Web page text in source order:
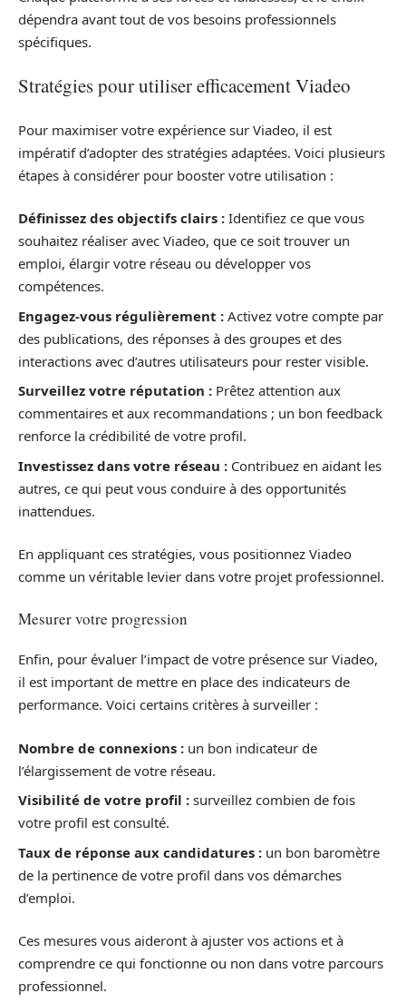
dépendra avant tout de vos besoins professionnels
spécifiques.
Stratégies pour utiliser efficacement Viadeo
Pour maximiser votre expérience sur Viadeo, il est
impératif d’adopter des stratégies adaptées. Voici plusieurs
étapes à considérer pour booster votre utilisation :
Définissez des objectifs clairs : Identifiez ce que vous
souhaitez réaliser avec Viadeo, que ce soit trouver un
emploi, élargir votre réseau ou développer vos
compétences.
Engagez-vous régulièrement : Activez votre compte par
des publications, des réponses à des groupes et des
interactions avec d’autres utilisateurs pour rester visible.
Surveillez votre réputation : Prêtez attention aux
commentaires et aux recommandations ; un bon feedback
renforce la crédibilité de votre profil.
Investissez dans votre réseau : Contribuez en aidant les
autres, ce qui peut vous conduire à des opportunités
inattendues.
En appliquant ces stratégies, vous positionnez Viadeo
comme un véritable levier dans votre projet professionnel.
Mesurer votre progression
Enfin, pour évaluer l’impact de votre présence sur Viadeo,
il est important de mettre en place des indicateurs de
performance. Voici certains critères à surveiller :
Nombre de connexions : un bon indicateur de
l’élargissement de votre réseau.
Visibilité de votre profil : surveillez combien de fois
votre profil est consulté.
Taux de réponse aux candidatures : un bon baromètre
de la pertinence de votre profil dans vos démarches
d’emploi.
Ces mesures vous aideront à ajuster vos actions et à
comprendre ce qui fonctionne ou non dans votre parcours
professionnel.